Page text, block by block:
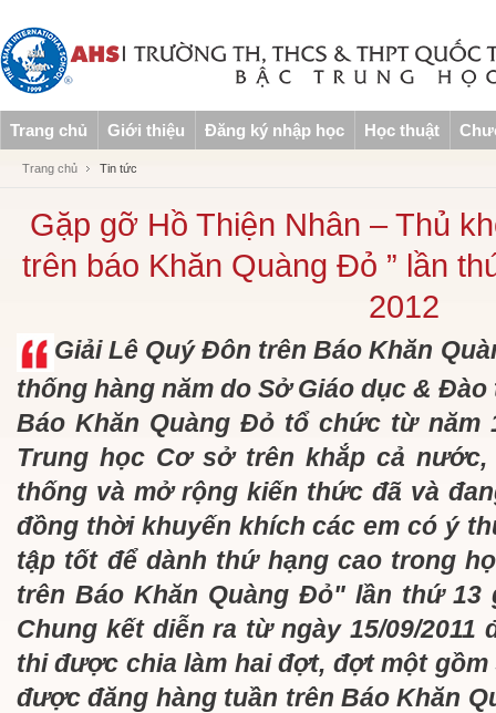
Trang chủ Giới thiệu Đăng ký nhập học Học thuật
Trang chủ Tin tức
Gặp gỡ Hồ Thiện Nhân – Thủ
trên báo Khăn Quàng Đỏ ” lần
2012
Giải Lê Quý Đôn trên Báo Khăn
thống hàng năm do Sở Giáo dục & Đào
Báo Khăn Quàng Đỏ tổ chức từ năm
Trung học Cơ sở trên khắp cả
thống và mở rộng kiến thức đã và
đồng thời khuyến khích các em có ý
tập tốt để dành thứ hạng cao trong
trên Báo Khăn Quàng Đỏ" lần thứ 13
Chung kết diễn ra từ ngày 15/09/2011
thi được chia làm hai đợt, đợt một
được đăng hàng tuần trên Báo Khăn